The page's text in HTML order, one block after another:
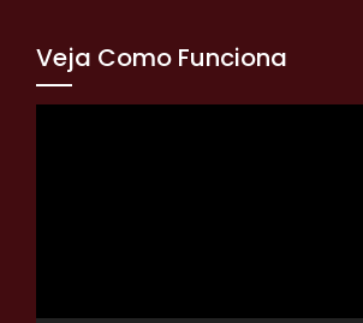
Veja Como Funciona